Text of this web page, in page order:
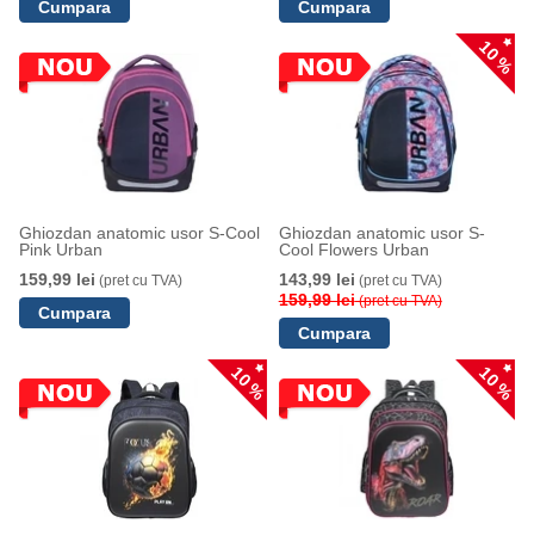
Ghiozdan anatomic usor S-Cool
Pink Urban
159,99 lei (pret cu TVA)
10 %
Ghiozdan anatomic usor S-
Cool Flowers Urban
143,99 lei (pret cu TVA)
159,99 lei(pret cu TVA)
10 % 10 %